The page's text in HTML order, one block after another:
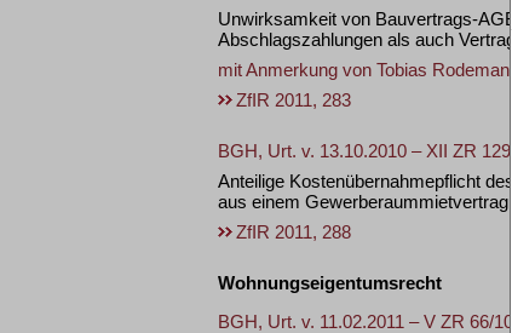
Unwirksamkeit von Bauvertrags-
Abschlagszahlungen als auch
mit Anmerkung von Tobias Rodemann
ZfIR 2011, 283
BGH, Urt. v. 13.10.2010 – XII ZR 129/
Anteilige Kostenübernahmepflicht
aus einem Gewerberaummietvertrag
ZfIR 2011, 288
Wohnungseigentumsrecht
BGH, Urt. v. 11.02.2011 – V ZR 66/10